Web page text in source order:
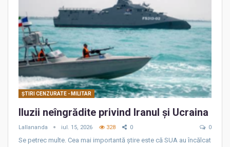
ŞTIRI CENZURATE - MILITAR
Iluzii neîngrădite privind Iranul și Ucraina
Lallananda iul. 15, 2026 328 0 0
Se petrec multe. Cea mai importantă știre este că SUA au încălcat